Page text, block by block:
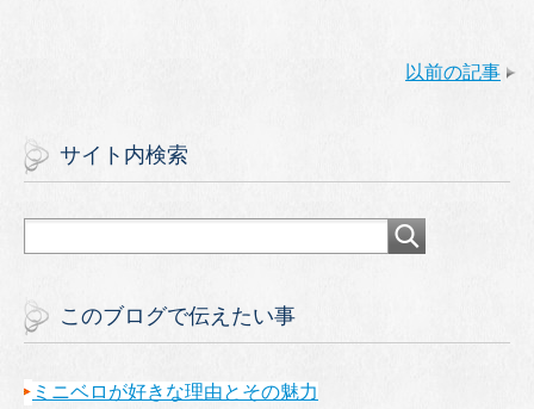
以前の記事
サイト内検索
このブログで伝えたい事
ミニベロが好きな理由とその魅力